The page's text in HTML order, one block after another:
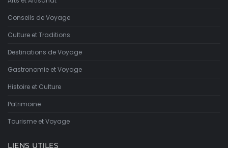
Conseils de Voyage
Culture et Traditions
Destinations de Voyage
Gastronomie et Voyage
Histoire et Culture
Patrimoine
Tourisme et Voyage
LIENS UTILES